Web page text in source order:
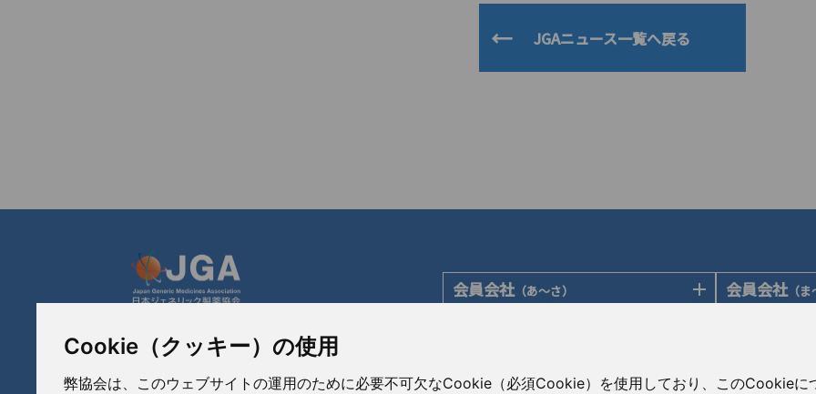
Cookie（クッキー）の使用
弊協会は、このウェブサイトの運用のために必要不可欠なCookie（必須Cookie）を使用しており、このCookieに
JGAニュース一覧へ戻る
JGA 日本ジェネリック製薬協会
〒103-0023
会員会社 （あ〜さ）
キョーリンリメディオ株式会社
会員会社 （